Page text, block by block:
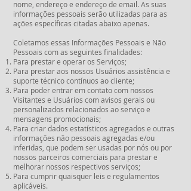
nome, endereço e endereço de email. As suas
informações pessoais serão utilizadas para as
ações específicas citadas abaixo apenas.
Coletamos essas Informações Pessoais e Não
Pessoais com as seguintes finalidades:
Para prestar e operar os Serviços;
Para prestar aos nossos Usuários assistência e
suporte técnico contínuos ao cliente;
Para poder entrar em contato com nossos
Visitantes e Usuários com avisos gerais ou
personalizados relacionados ao serviço e
mensagens promocionais;
Para criar dados estatísticos agregados e outras
informações não pessoais agregadas e/ou
inferidas, que podem ser usadas por nós ou por
nossos parceiros comerciais para prestar e
melhorar nossos respectivos serviços;
Para cumprir quaisquer leis e regulamentos
aplicáveis.